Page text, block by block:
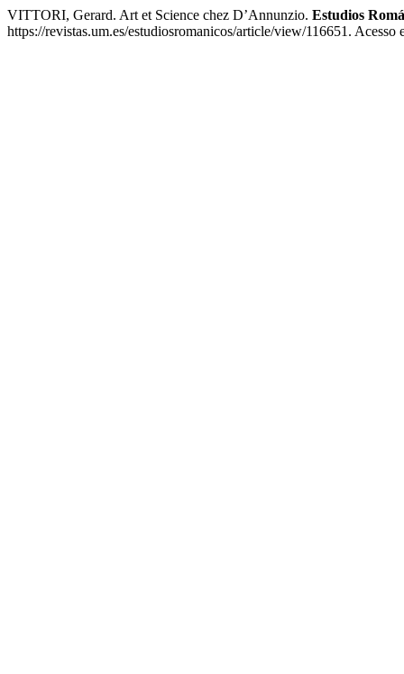
VITTORI, Gerard. Art et Science chez D’Annunzio. Estudios
https://revistas.um.es/estudiosromanicos/article/view/116651. Acesso